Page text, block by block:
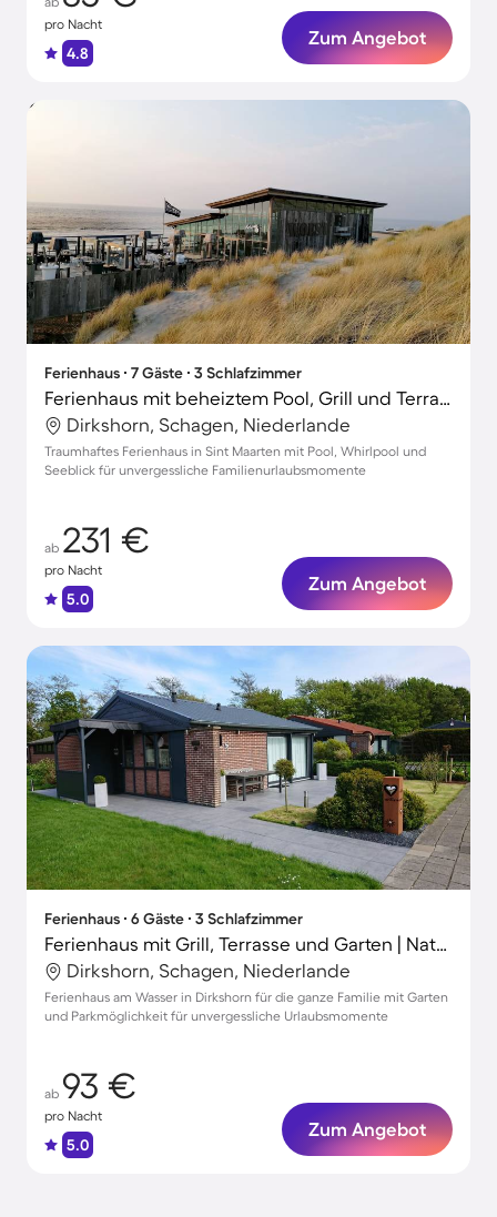
pro Nacht
4.8
Zum Angebot
Ferienhaus ∙ 7 Gäste ∙ 3 Schlafzimmer
Ferienhaus mit beheiztem Pool, Grill und Terrasse | Seeblick
Dirkshorn, Schagen, Niederlande
Traumhaftes Ferienhaus in Sint Maarten mit Pool, Whirlpool und
Seeblick für unvergessliche Familienurlaubsmomente
ab 231 €
pro Nacht
5.0
Zum Angebot
Ferienhaus ∙ 6 Gäste ∙ 3 Schlafzimmer
Ferienhaus mit Grill, Terrasse und Garten | Naturblick
Dirkshorn, Schagen, Niederlande
Ferienhaus am Wasser in Dirkshorn für die ganze Familie mit Garten
und Parkmöglichkeit für unvergessliche Urlaubsmomente
ab 93 €
pro Nacht
5.0
Zum Angebot